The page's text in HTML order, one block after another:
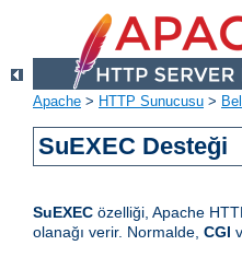
Apache > HTTP Sunucusu >
SuEXEC Desteği
SuEXEC özelliği, Apache
olanağı verir. Normalde, CGI